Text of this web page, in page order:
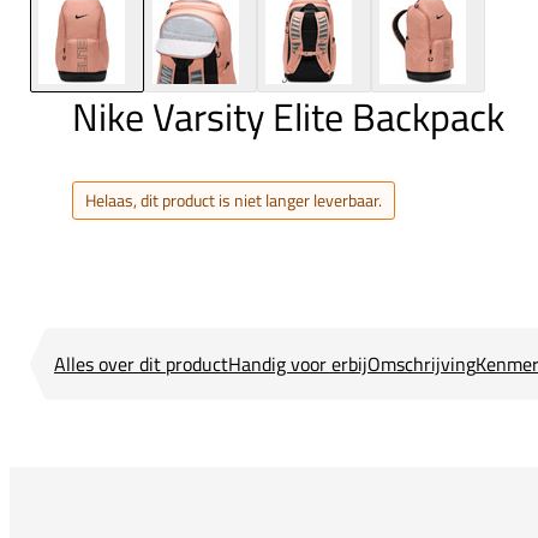
Nike Varsity Elite Backpack
Helaas, dit product is niet langer leverbaar.
Alles over dit productHandig voor erbijOmschrijving